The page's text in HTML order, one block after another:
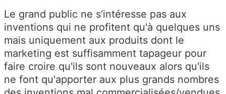
Le grand public ne s’intéresse pas aux
inventions qui ne profitent qu'à quelques uns
mais uniquement aux produits dont le
marketing est suffisamment tapageur pour
faire croire qu'ils sont nouveaux alors qu'ils
ne font qu'apporter aux plus grands nombres